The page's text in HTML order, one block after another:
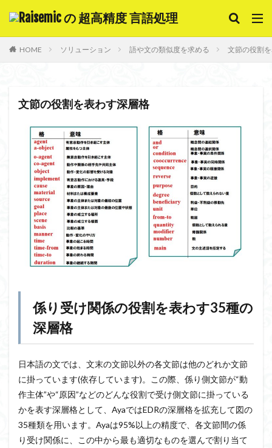
HOME ソリューション 語や文の類似度を求める 文節の役割
文節の役割を表わす深層格
係り受け関係の役割を表わす35種の
深層格
日本語の文では、文末の文節以外の各文節は他のどれか文節
に掛っています(依存しています)。この際、係り側文節が“動
作主体”や“原因”などのどんな役割で受け側文節に掛っている
かを表す深層格として、AyaではEDRの深層格を拡充して図の
35種類を用います。Ayaは95%以上の精度で、各文節間の係
り受け関係に、この中から最も適切なものを選んで割り当て
意味解析 質問応答システム チャットボット 対話システム
カテゴリー